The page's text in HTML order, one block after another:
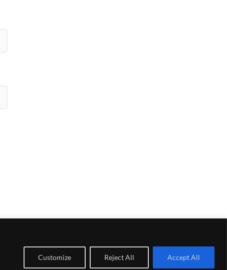
Customize Reject All Accept All